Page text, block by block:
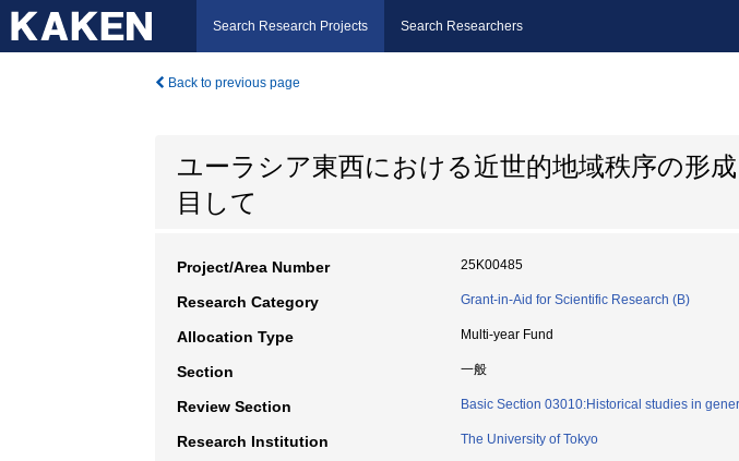
Search Research Projects Search Researchers
Back to previous page
ユーラシア東西における近世的地域秩序の形
目して
Project/Area Number 25K00485
Research Category Grant-in-Aid for Scientific Research (B)
Allocation Type Multi-year Fund
Section 一般
Review Section Basic Section 03010:Historical studies in
Research Institution The University of Tokyo